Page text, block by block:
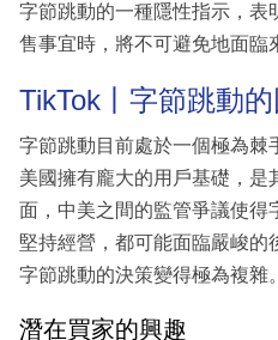
字節跳動的一種隱性指示，表
售事宜時，將不可避免地面臨
TikTok丨字節跳動
字節跳動目前處於一個極為棘
美國擁有龐大的用戶基礎，是
面，中美之間的監管爭議使得
堅持經營，都可能面臨嚴峻的
字節跳動的決策變得極為複雜。
潛在買家的興趣